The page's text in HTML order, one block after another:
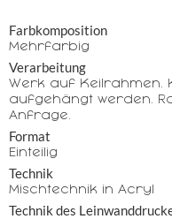
Farbkomposition
Mehrfarbig
Verarbeitung
Werk auf Keilrahmen.
aufgehängt werden.
Anfrage.
Format
Einteilig
Technik
Mischtechnik in Acryl
Technik des